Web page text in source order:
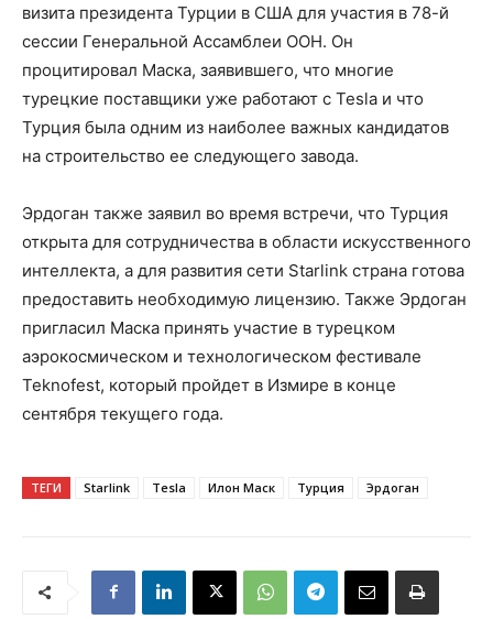
визита президента Турции в США для участия в 78-й
сессии Генеральной Ассамблеи ООН. Он
процитировал Маска, заявившего, что многие
турецкие поставщики уже работают с Tesla и что
Турция была одним из наиболее важных кандидатов
на строительство ее следующего завода.
Эрдоган также заявил во время встречи, что Турция
открыта для сотрудничества в области искусственного
интеллекта, а для развития сети Starlink страна готова
предоставить необходимую лицензию. Также Эрдоган
пригласил Маска принять участие в турецком
аэрокосмическом и технологическом фестивале
Teknofest, который пройдет в Измире в конце
сентября текущего года.
ТЕГИ Starlink Tesla Илон Маск Турция Эрдоган